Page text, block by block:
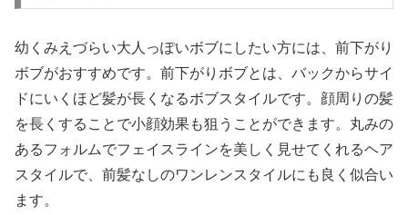
幼くみえづらい大人っぽいボブにしたい方には、前下がり
ボブがおすすめです。前下がりボブとは、バックからサイ
ドにいくほど髪が長くなるボブスタイルです。顔周りの髪
を長くすることで小顔効果も狙うことができます。丸みの
あるフォルムでフェイスラインを美しく見せてくれるヘア
スタイルで、前髪なしのワンレンスタイルにも良く似合い
ます。